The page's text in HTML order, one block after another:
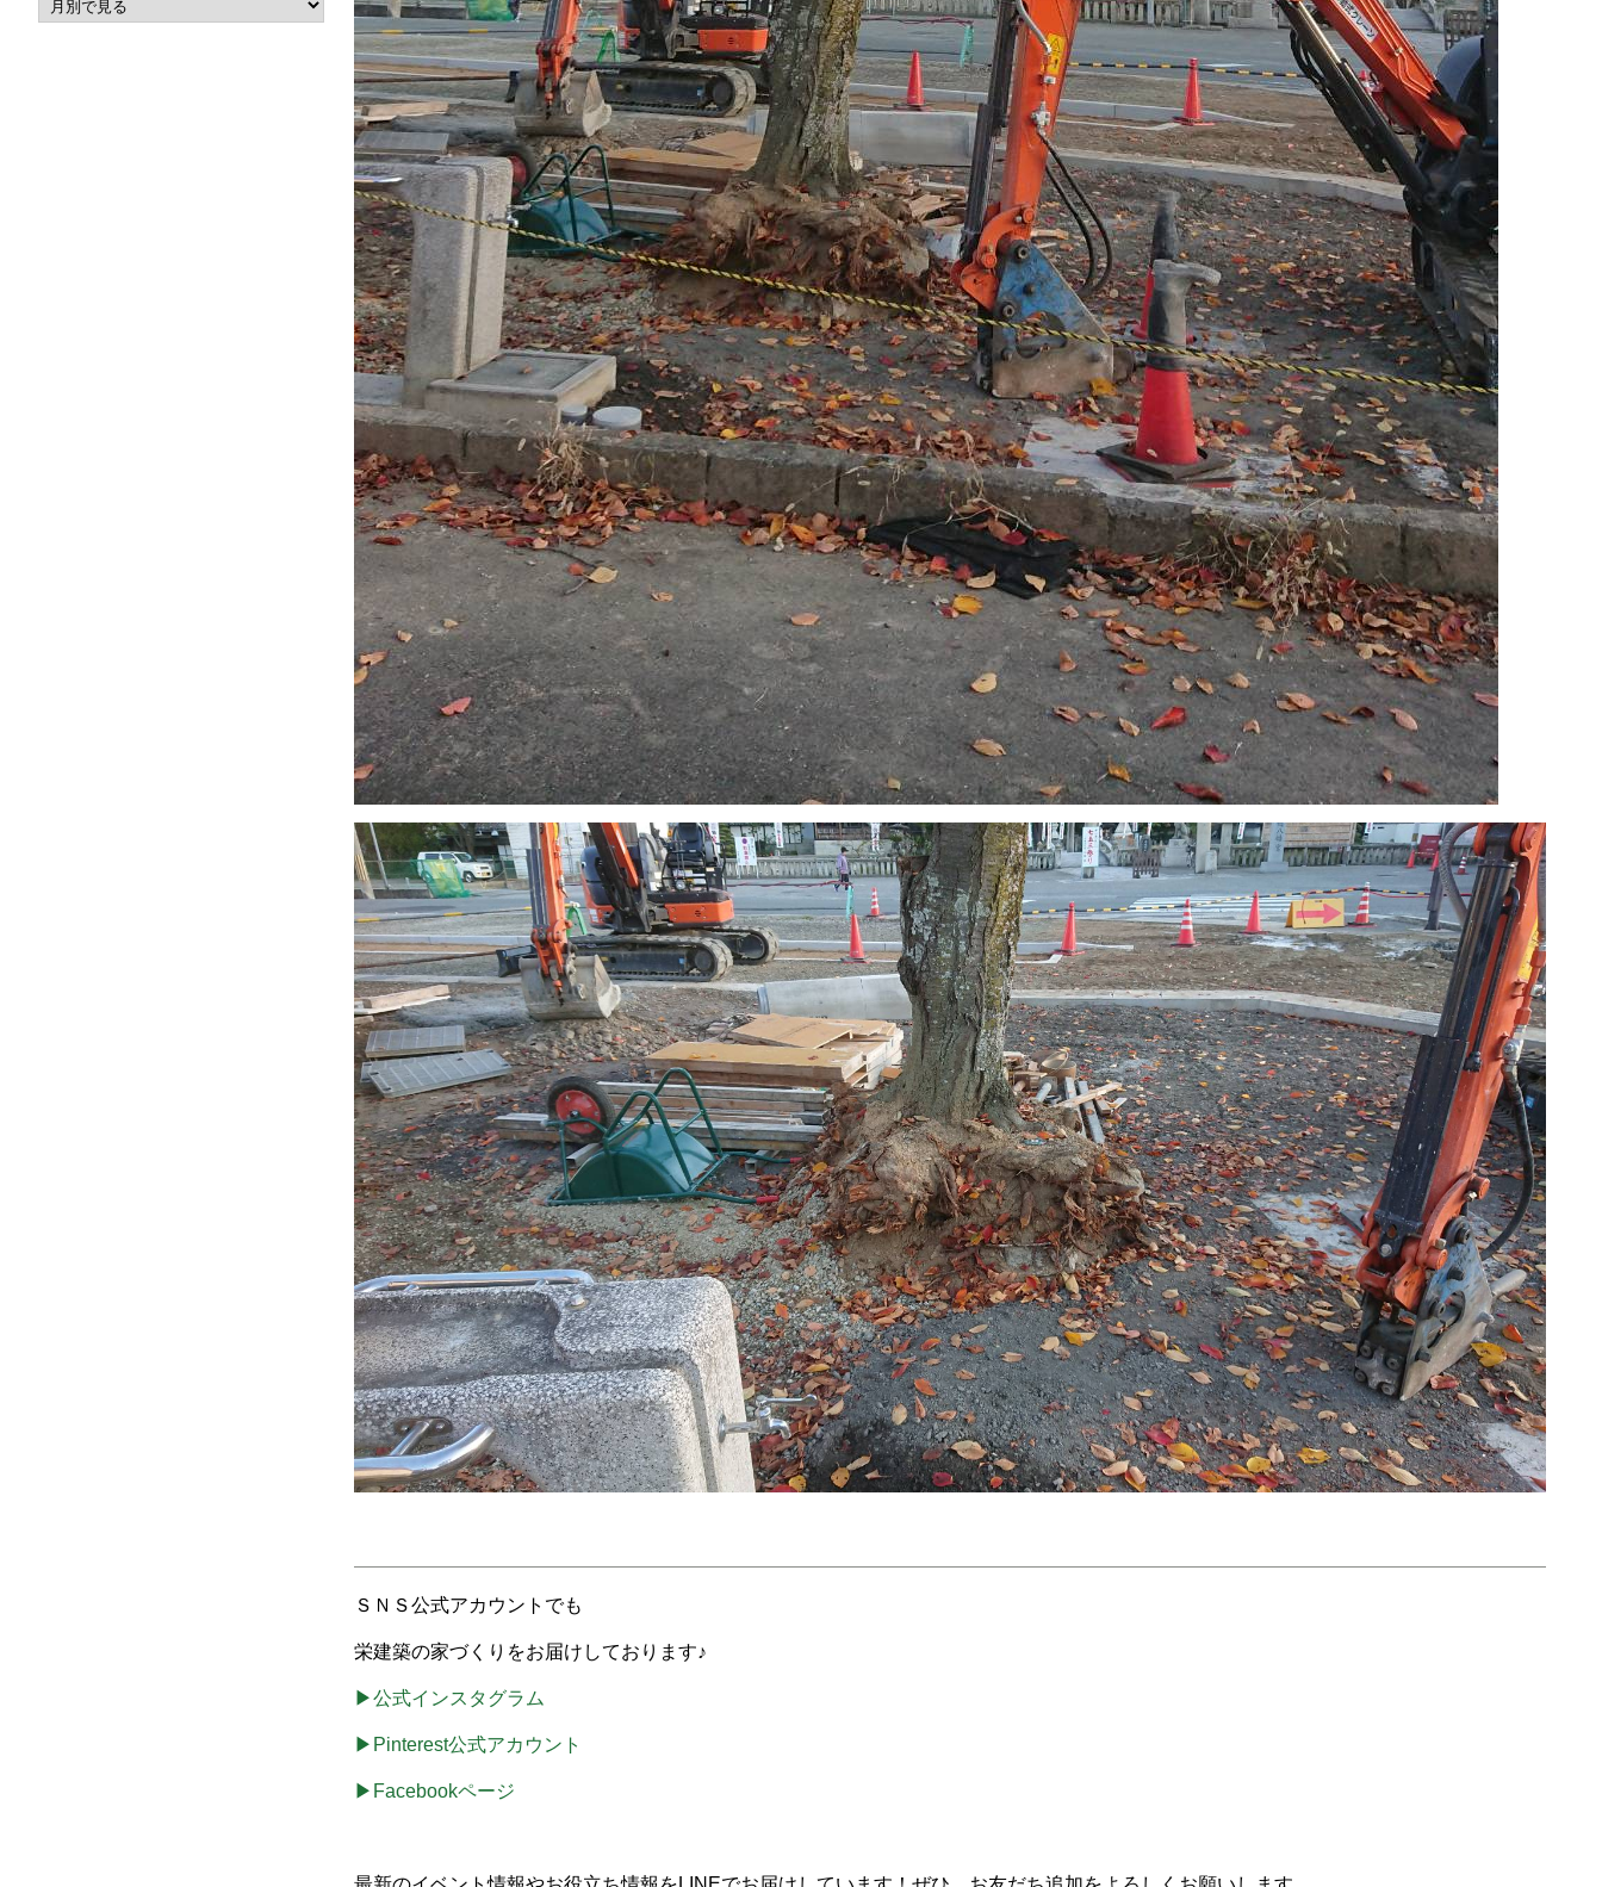
ＳＮＳ公式アカウントでも
栄建築の家づくりをお届けしております♪
▶公式インスタグラム
▶Pinterest公式アカウント
▶Facebookページ